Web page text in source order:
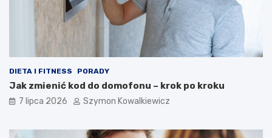
DIETA I FITNESS PORADY
Jak zmienić kod do domofonu – krok po kroku
7 lipca 2026 Szymon Kowalkiewicz